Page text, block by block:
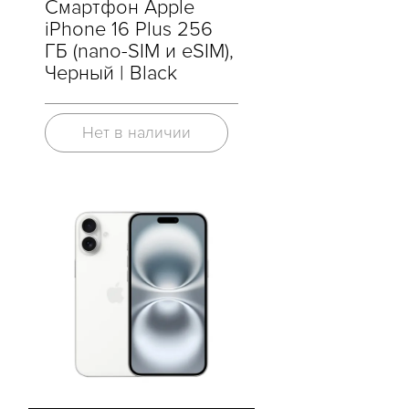
Смартфон Apple
iPhone 16 Plus 256
ГБ (nano-SIM и eSIM),
Черный | Black
Нет в наличии